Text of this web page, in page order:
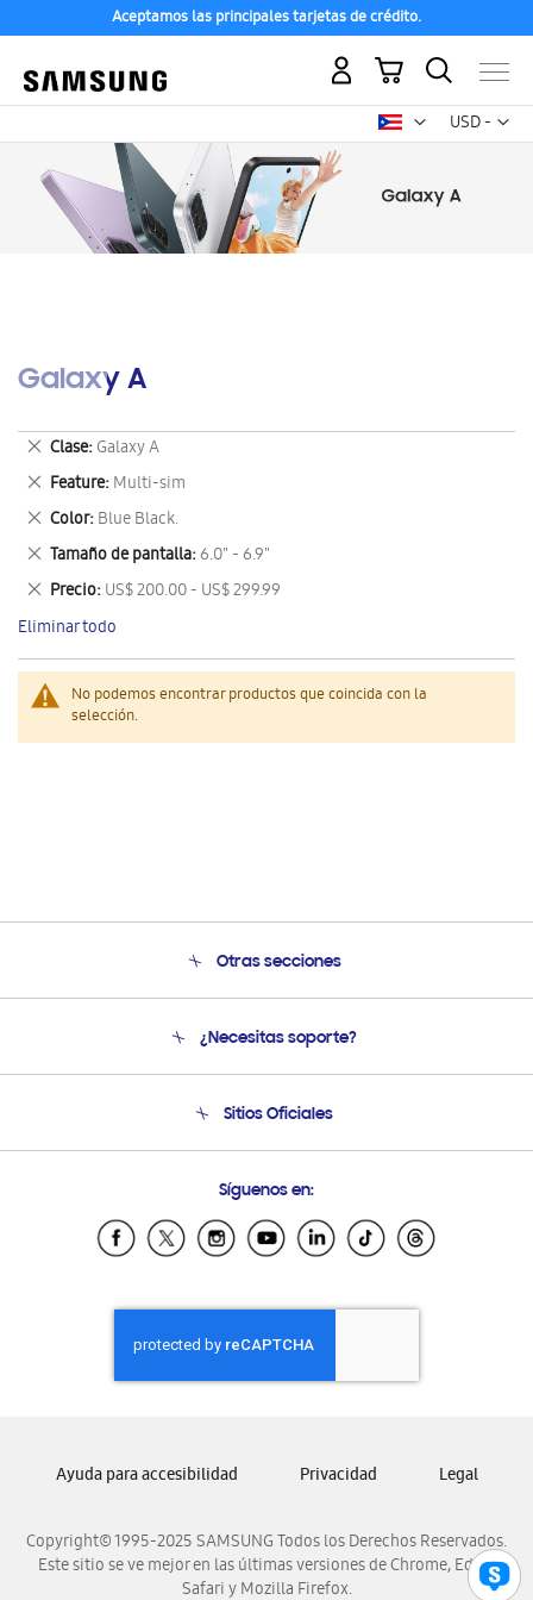
Aceptamos las principales tarjetas de crédito.
USD -
dólar
Mi carrito
Galaxy A
No podemos encontrar productos que coincida con la
selección.
Clase Galaxy A
Eliminar
este
artículo
Feature Multi-sim
Eliminar
este
artículo
Color Blue Black.
Eliminar
este
artículo
Tamaño de pantalla 6.0" - 6.9"
Eliminar
este
artículo
Precio US$ 200.00 - US$ 299.99
Eliminar
este
artículo
Eliminar todo
Otras secciones
Soporte
Condiciones de Compra
¿Necesitas soporte?
Soporte vía eMail
Sitios Oficiales
Samsung Ecuador
Samsung El Salvador
Samsung Honduras
Samsung Nicaragua
Samsung Panamá
Samsung Venezuela
Síguenos en:
Copyright© 1995-2025 SAMSUNG Todos los Derechos Reservados.
Este sitio se ve mejor en las últimas versiones de Chrome, Edge,
Safari y Mozilla Firefox.
Ayuda para accesibilidad Privacidad Legal